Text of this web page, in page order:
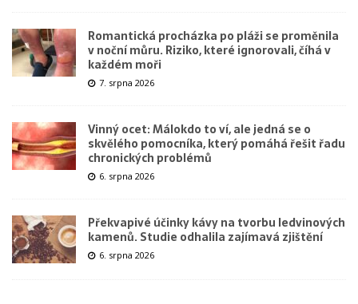
Romantická procházka po pláži se proměnila
v noční můru. Riziko, které ignorovali, číhá v
každém moři
7. srpna 2026
Vinný ocet: Málokdo to ví, ale jedná se o
skvělého pomocníka, který pomáhá řešit řadu
chronických problémů
6. srpna 2026
Překvapivé účinky kávy na tvorbu ledvinových
kamenů. Studie odhalila zajímavá zjištění
6. srpna 2026